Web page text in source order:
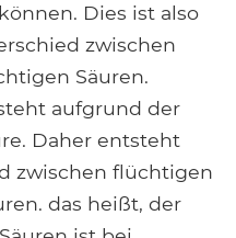
Dies ist also
zwischen
Säuren.
aufgrund der
Daher entsteht
zwischen flüchtigen
das heißt, der